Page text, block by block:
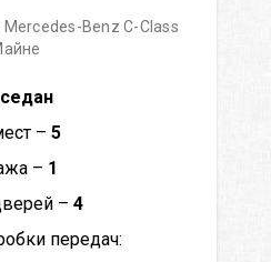
Benz C-Class
седан
– 5
– 1
– 4
передач: